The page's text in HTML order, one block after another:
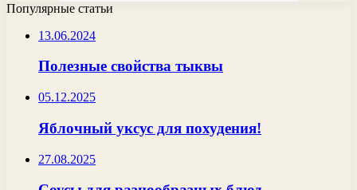
Популярные статьи
13.06.2024
Полезные свойства тыквы
05.12.2025
Яблочный уксус для похудения!
27.08.2025